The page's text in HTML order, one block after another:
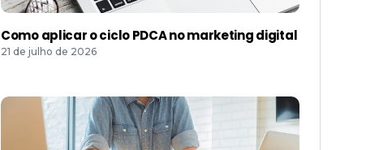
Como aplicar o ciclo PDCA no marketing digital
21 de julho de 2026